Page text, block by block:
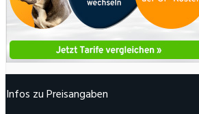
Infos zu Preisangaben